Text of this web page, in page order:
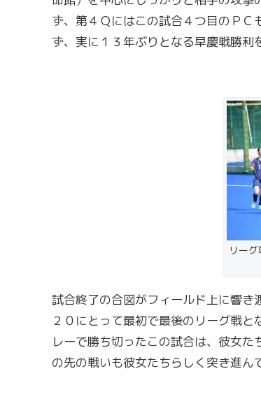
ず、第４Ｑにはこの試合４つ目のＰ
ず、実に１３年ぶりとなる早慶戦勝利
リー
試合終了の合図がフィールド上に響き
２０にとって最初で最後のリーグ戦
レーで勝ち切ったこの試合は、彼女
の先の戦いも彼女たちらしく突き進ん